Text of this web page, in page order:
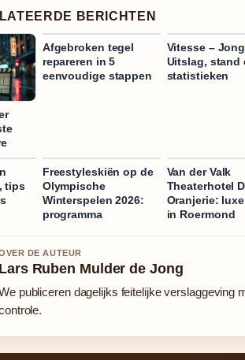
BERICHTEN
Afgebroken tegel
repareren in 5
eenvoudige stappen
Vitesse –
Uitslag, stand
statistieken
tips
Freestyleskiën op de
Olympische
Winterspelen 2026:
programma
Van der Valk
Theaterhotel
Oranjerie:
in Roermond
DE AUTEUR
Lars Ruben Mulder de Jong
publiceren dagelijks feitelijke verslaggeving